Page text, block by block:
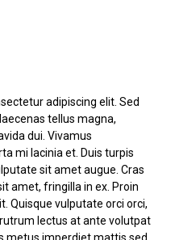
adipiscing elit. Sed
tellus magna,
dui. Vivamus
mi lacinia et. Duis turpis
sit amet augue. Cras
amet, fringilla in ex. Proin
Quisque vulputate orci orci,
lectus at ante volutpat
metus imperdiet mattis sed